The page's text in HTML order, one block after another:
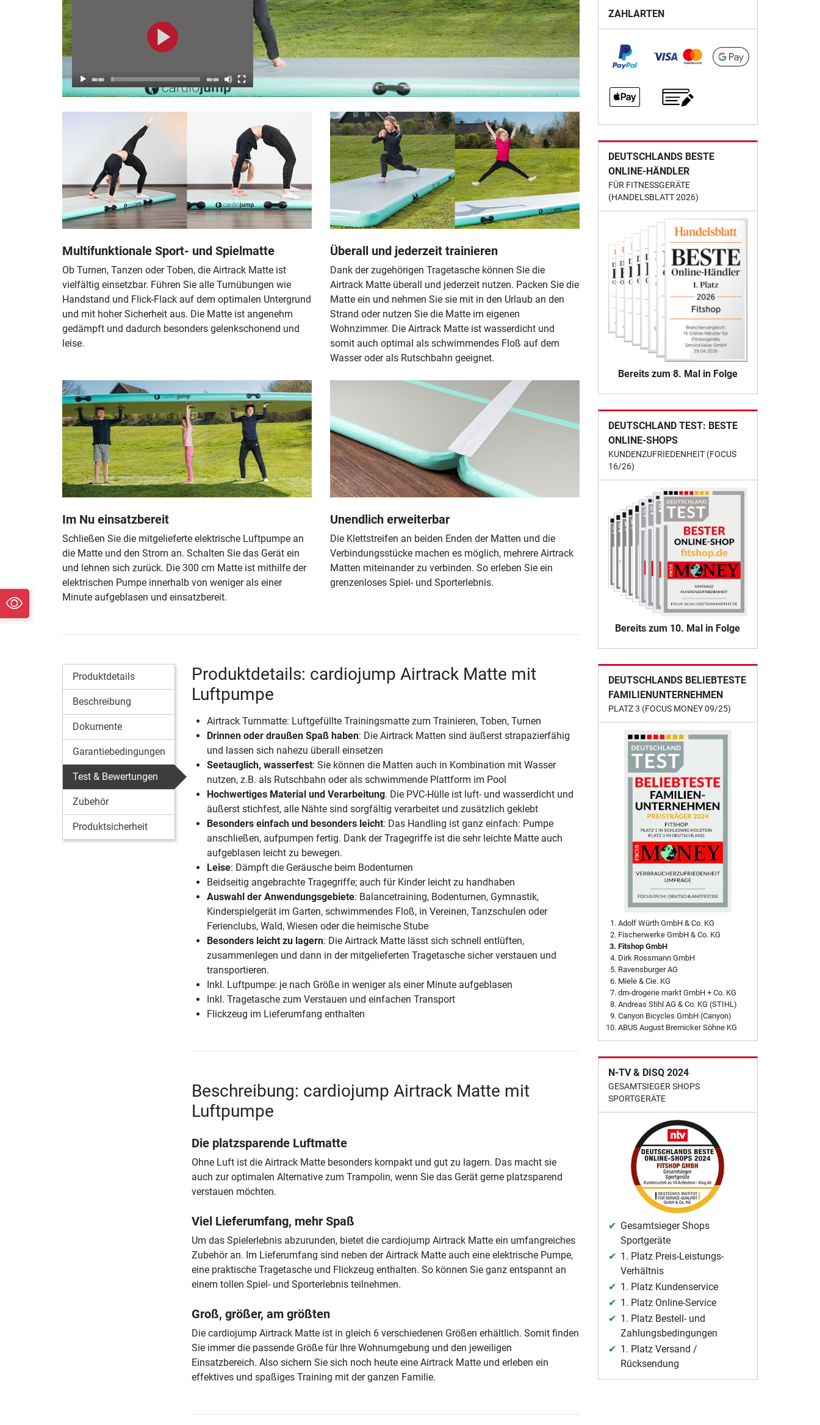
Multifunktionale Sport- und Spielmatte
Ob Turnen, Tanzen oder Toben, die Airtrack Matte ist
vielfältig einsetzbar. Führen Sie alle Turnübungen wie
Handstand und Flick-Flack auf dem optimalen Untergrund
und mit hoher Sicherheit aus. Die Matte ist angenehm
gedämpft und dadurch besonders gelenkschonend und
leise.
Überall und jederzeit trainieren
Dank der zugehörigen Tragetasche können Sie die
Airtrack Matte überall und jederzeit nutzen. Packen Sie die
Matte ein und nehmen Sie sie mit in den Urlaub an den
Strand oder nutzen Sie die Matte im eigenen
Wohnzimmer. Die Airtrack Matte ist wasserdicht und
somit auch optimal als schwimmendes Floß auf dem
Wasser oder als Rutschbahn geeignet.
Im Nu einsatzbereit
Schließen Sie die mitgelieferte elektrische Luftpumpe an
die Matte und den Strom an. Schalten Sie das Gerät ein
und lehnen sich zurück. Die 300 cm Matte ist mithilfe der
elektrischen Pumpe innerhalb von weniger als einer
Minute aufgeblasen und einsatzbereit.
Unendlich erweiterbar
Die Klettstreifen an beiden Enden der Matten und die
Verbindungsstücke machen es möglich, mehrere Airtrack
Matten miteinander zu verbinden. So erleben Sie ein
grenzenloses Spiel- und Sporterlebnis.
Produktdetails
Beschreibung
Dokumente
Garantiebedingungen
Test & Bewertungen
Zubehör
Produktsicherheit
Produktdetails: cardiojump Airtrack Matte mit
Luftpumpe
Airtrack Turnmatte: Luftgefüllte Trainingsmatte zum Trainieren, Toben, Turnen
Drinnen oder draußen Spaß haben: Die Airtrack Matten sind äußerst strapazierfähig
und lassen sich nahezu überall einsetzen
Seetauglich, wasserfest: Sie können die Matten auch in Kombination mit Wasser
nutzen, z.B. als Rutschbahn oder als schwimmende Plattform im Pool
Hochwertiges Material und Verarbeitung. Die PVC-Hülle ist luft- und wasserdicht und
äußerst stichfest, alle Nähte sind sorgfältig verarbeitet und zusätzlich geklebt
Besonders einfach und besonders leicht: Das Handling ist ganz einfach: Pumpe
anschließen, aufpumpen fertig. Dank der Tragegriffe ist die sehr leichte Matte auch
aufgeblasen leicht zu bewegen.
Leise: Dämpft die Geräusche beim Bodenturnen
Beidseitig angebrachte Tragegriffe; auch für Kinder leicht zu handhaben
Auswahl der Anwendungsgebiete: Balancetraining, Bodenturnen, Gymnastik,
Kinderspielgerät im Garten, schwimmendes Floß, in Vereinen, Tanzschulen oder
Ferienclubs, Wald, Wiesen oder die heimische Stube
Besonders leicht zu lagern: Die Airtrack Matte lässt sich schnell entlüften,
zusammenlegen und dann in der mitgelieferten Tragetasche sicher verstauen und
transportieren.
Inkl. Luftpumpe: je nach Größe in weniger als einer Minute aufgeblasen
Inkl. Tragetasche zum Verstauen und einfachen Transport
Flickzeug im Lieferumfang enthalten
Beschreibung: cardiojump Airtrack Matte mit
Luftpumpe
Die platzsparende Luftmatte
Ohne Luft ist die Airtrack Matte besonders kompakt und gut zu lagern. Das macht sie
auch zur optimalen Alternative zum Trampolin, wenn Sie das Gerät gerne platzsparend
verstauen möchten.
Viel Lieferumfang, mehr Spaß
Um das Spielerlebnis abzurunden, bietet die cardiojump Airtrack Matte ein umfangreiches
Zubehör an. Im Lieferumfang sind neben der Airtrack Matte auch eine elektrische Pumpe,
eine praktische Tragetasche und Flickzeug enthalten. So können Sie ganz entspannt an
einem tollen Spiel- und Sporterlebnis teilnehmen.
Groß, größer, am größten
Die cardiojump Airtrack Matte ist in gleich 6 verschiedenen Größen erhältlich. Somit finden
Sie immer die passende Größe für Ihre Wohnumgebung und den jeweiligen
Einsatzbereich. Also sichern Sie sich noch heute eine Airtrack Matte und erleben ein
effektives und spaßiges Training mit der ganzen Familie.
ZAHLARTEN
DEUTSCHLANDS BESTE
ONLINE-HÄNDLER
FÜR FITNESSGERÄTE
(HANDELSBLATT 2026)
Bereits zum 8. Mal in Folge
DEUTSCHLAND TEST: BESTE
ONLINE-SHOPS
KUNDENZUFRIEDENHEIT (FOCUS
16/26)
Bereits zum 10. Mal in Folge
DEUTSCHLANDS BELIEBTESTE
FAMILIENUNTERNEHMEN
PLATZ 3 (FOCUS MONEY 09/25)
Adolf Würth GmbH & Co. KG
Fischerwerke GmbH & Co. KG
Fitshop GmbH
Dirk Rossmann GmbH
Ravensburger AG
Miele & Cie. KG
dm-drogerie markt GmbH + Co. KG
Andreas Stihl AG & Co. KG (STIHL)
Canyon Bicycles GmbH (Canyon)
ABUS August Bremicker Söhne KG
N-TV & DISQ 2024
GESAMTSIEGER SHOPS
SPORTGERÄTE
Gesamtsieger Shops
Sportgeräte
1. Platz Preis-Leistungs-
Verhältnis
1. Platz Kundenservice
1. Platz Online-Service
1. Platz Bestell- und
Zahlungsbedingungen
1. Platz Versand /
Rücksendung